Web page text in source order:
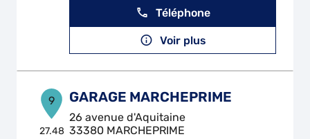
Téléphone
Voir plus
9
27.48
GARAGE MARCHEPRIME
26 avenue d'Aquitaine
33380 MARCHEPRIME